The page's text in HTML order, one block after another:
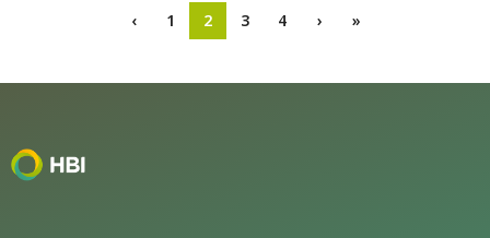
‹ 1 2 3 4 › »